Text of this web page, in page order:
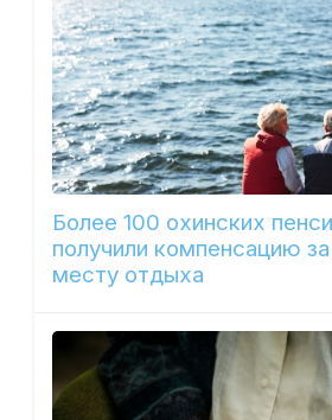
Более 100 охинских
получили компенсацию
месту отдыха